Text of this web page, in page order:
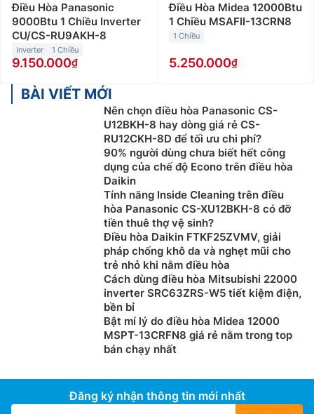
Điều Hòa Panasonic
9000Btu 1 Chiều Inverter
CU/CS-RU9AKH-8
Inverter 1 Chiều
9.150.000
Điều Hòa Midea 12000Btu
1 Chiều MSAFII-13CRN8
1 Chiều
5.250.000
BÀI VIẾT MỚI
Nên chọn điều hòa Panasonic CS-
U12BKH-8 hay dòng giá rẻ CS-
RU12CKH-8D để tối ưu chi phí?
90% người dùng chưa biết hết công
dụng của chế độ Econo trên điều hòa
Daikin
Tính năng Inside Cleaning trên điều
hòa Panasonic CS-XU12BKH-8 có đỡ
tiền thuê thợ vệ sinh?
Điều hòa Daikin FTKF25ZVMV, giải
pháp chống khô da và nghẹt mũi cho
trẻ nhỏ khi nằm điều hòa
Cách dùng điều hòa Mitsubishi 22000
inverter SRC63ZRS-W5 tiết kiệm điện,
bền bỉ
Bật mí lý do điều hòa Midea 12000
MSPT-13CRFN8 giá rẻ nằm trong top
bán chạy nhất
Đăng ký nhận thông tin mới nhất